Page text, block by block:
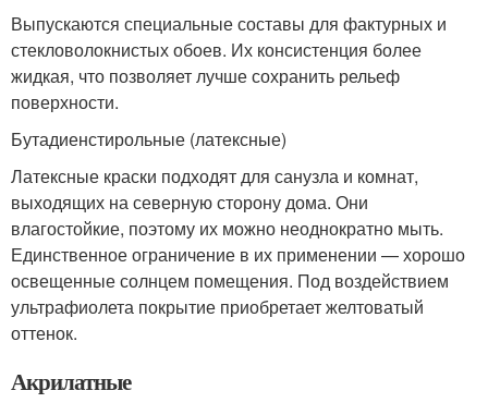
Выпускаются специальные составы для фактурных и
стекловолокнистых обоев. Их консистенция более
жидкая, что позволяет лучше сохранить рельеф
поверхности.
Бутадиенстирольные (латексные)
Латексные краски подходят для санузла и комнат,
выходящих на северную сторону дома. Они
влагостойкие, поэтому их можно неоднократно мыть.
Единственное ограничение в их применении — хорошо
освещенные солнцем помещения. Под воздействием
ультрафиолета покрытие приобретает желтоватый
оттенок.
Акрилатные